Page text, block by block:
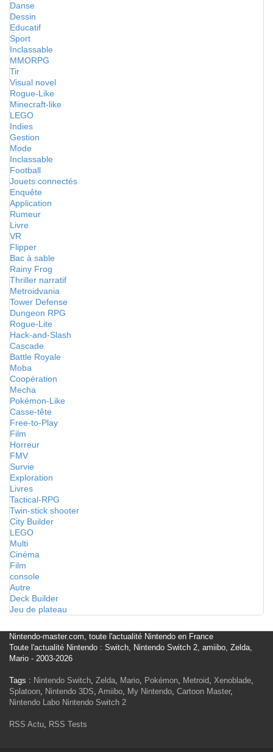
Danse
Dessin
Educatif
Sport
Inclassable
MMORPG
Tir
Visual novel
Rogue-Like
Minecraft-like
LEGO
Indies
Gestion
Mode
Inclassable
Football
Jouets connectés
Enquête
Application
Rumeur
Livre
VR
Flipper
Bac à sable
Rainy Frog
Thriller narratif
Metroidvania
Tower Defense
Dungeon RPG
Rogue-Lite
Hack-and-Slash
Cascade
Battle Royale
Moba
Coopération
Mecha
Pokémon-Like
Casse-tête
Free-to-Play
Film
Horreur
FMV
Survie
Exploration
Livres
Tactical-RPG
Twin-stick shooter
City Builder
LEGO
Multi
Cinéma
Film
console
Autre
Deck Builder
Jeu de plateau
Nintendo-master.com, toute l'actualité Nintendo en France
Toute l'actualité Nintendo : Switch, Nintendo Switch 2, amiibo, Zelda,
Mario - 2003-2026
Tags : Nintendo Switch, Zelda, Mario, Pokémon, Metroid, Xenoblade,
Splatoon, Nintendo 3DS, Amiibo, My Nintendo, Cartoon Master,
Nintendo Labo Nintendo Switch 2
RSS Actu, RSS Tests